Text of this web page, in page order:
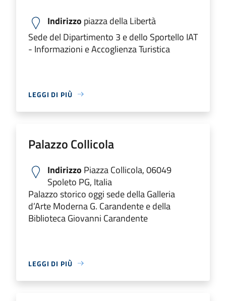
Indirizzo piazza della Libertà
Sede del Dipartimento 3 e dello Sportello IAT
- Informazioni e Accoglienza Turistica
LEGGI DI PIÙ
Palazzo Collicola
Indirizzo Piazza Collicola, 06049
Spoleto PG, Italia
Palazzo storico oggi sede della Galleria
d’Arte Moderna G. Carandente e della
Biblioteca Giovanni Carandente
LEGGI DI PIÙ